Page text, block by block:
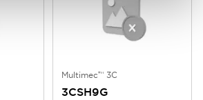
Multimec™ 3C
3CSH9G